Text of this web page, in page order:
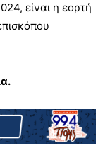
είναι η εορτή